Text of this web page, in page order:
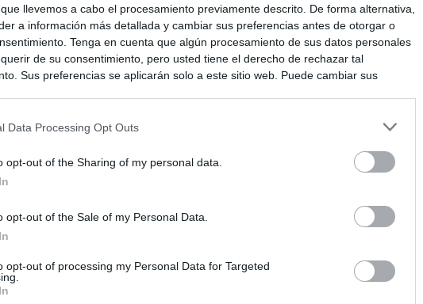
llevemos a cabo el procesamiento previamente descrito. De forma alternativa,
a información más detallada y cambiar sus preferencias antes de otorgar o
Tenga en cuenta que algún procesamiento de sus datos personales
de su consentimiento, pero usted tiene el derecho de rechazar tal
Sus preferencias se aplicarán solo a este sitio web. Puede cambiar sus
Data Processing Opt Outs
opt-out of the Sharing of my personal data.
opt-out of the Sale of my Personal Data.
opt-out of processing my Personal Data for Targeted
daily press directory that gives access to the world's largest news
readable image taken from today's frontpage cover of each